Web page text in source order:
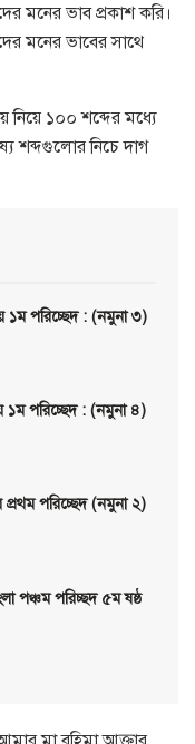
মনের ভাব প্রকাশ করি।
মনের ভাবের সাথে
নিয়ে ১০০ শব্দের মধ্যে
শব্দগুলোর নিচে দাগ
১ম পরিচ্ছেদ : (নমুনা ৩)
১ম পরিচ্ছেদ : (নমুনা ৪)
প্রথম পরিচ্ছেদ (নমুনা ২)
পঞ্চম পরিচ্ছদ ৫ম ষষ্ঠ